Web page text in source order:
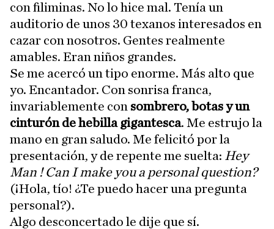
con filiminas. No lo hice mal. Tenía un
auditorio de unos 30 texanos interesados en
cazar con nosotros. Gentes realmente
amables. Eran niños grandes.
Se me acercó un tipo enorme. Más alto que
yo. Encantador. Con sonrisa franca,
invariablemente con sombrero, botas y un
cinturón de hebilla gigantesca. Me estrujo la
mano en gran saludo. Me felicitó por la
presentación, y de repente me suelta: Hey
Man ! Can I make you a personal question?
(¡Hola, tío! ¿Te puedo hacer una pregunta
personal?).
Algo desconcertado le dije que sí.